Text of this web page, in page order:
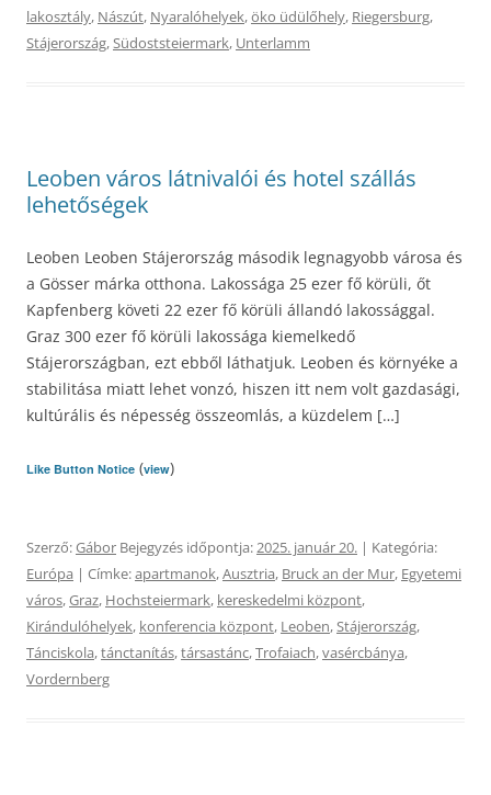
lakosztály, Nászút, Nyaralóhelyek,öko üdülőhely, Riegersburg,
Stájerország,Südoststeiermark, Unterlamm
Leoben város látnivalói és hotel szállás
lehetőségek
Leoben Leoben Stájerország második legnagyobb városa és
a Gösser márka otthona. Lakossága 25 ezer fő körüli, őt
Kapfenberg követi 22 ezer fő körüli állandó lakossággal.
Graz 300 ezer fő körüli lakossága kiemelkedő
Stájerországban, ezt ebből láthatjuk. Leoben és környéke a
stabilitása miatt lehet vonzó, hiszen itt nem volt gazdasági,
kultúrális és népesség összeomlás, a küzdelem […]
Like Button Notice (view)
Szerző:Gábor Bejegyzés időpontja:2025. január 20. | Kategória:
Európa | Címke:apartmanok,Ausztria, Bruck an der Mur, Egyetemi
város,Graz, Hochsteiermark, kereskedelmi központ,
Kirándulóhelyek, konferencia központ, Leoben,Stájerország,
Tánciskola,tánctanítás,társastánc,Trofaiach,vasércbánya,
Vordernberg